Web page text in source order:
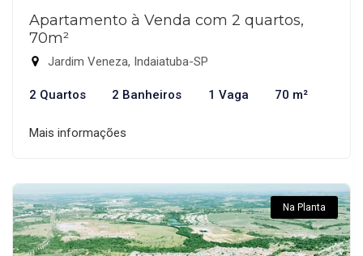
Apartamento à Venda com 2 quartos,
70m²
Jardim Veneza, Indaiatuba-SP
2 Quartos 2 Banheiros 1 Vaga 70 m²
Mais informações
Na Planta